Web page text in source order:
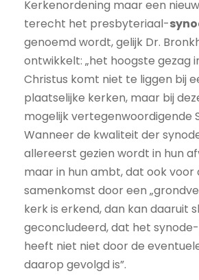
Kerkenordening maar een
terecht het presbyteriaal-
genoemd wordt, gelijk Dr.
ontwikkelt: „het hoogste gezag
Christus komt niet te liggen bij
plaatselijke kerken, maar bij
mogelijk vertegenwoordigende
Wanneer de kwaliteit der
allereerst gezien wordt in hun
maar in hun ambt, dat ook voor
samenkomst door een
kerk is erkend, dan kan daaruit
geconcludeerd, dat het
heeft niet niet door de
daarop gevolgd is”.